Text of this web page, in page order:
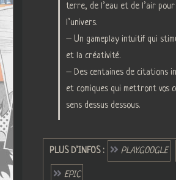
terre, de l’eau et de l’air
l’univers.
– Un gameplay intuitif qui
et la créativité.
– Des centaines de citations
et comiques qui mettront vos
sens dessus dessous.
PLUS D’INFOS : PLAY.GOOGLE
EPIC